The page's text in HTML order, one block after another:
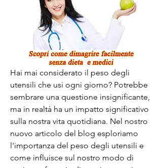
Hai mai considerato il peso degli
utensili che usi ogni giorno? Potrebbe
sembrare una questione insignificante,
ma in realtà ha un impatto significativo
sulla nostra vita quotidiana. Nel nostro
nuovo articolo del blog esploriamo
l'importanza del peso degli utensili e
come influisce sul nostro modo di